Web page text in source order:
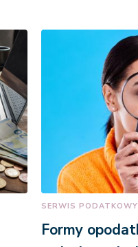
SERWIS PODATKOWY
Formy